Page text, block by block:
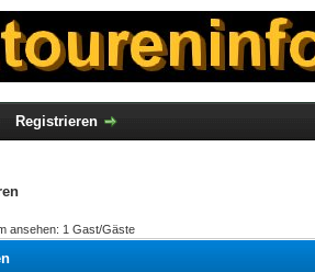
Registrieren
ansehen: 1 Gast/Gäste